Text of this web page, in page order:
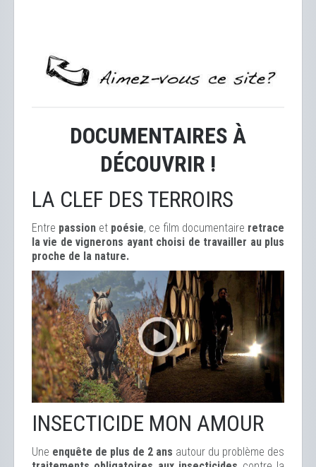
DOCUMENTAIRES À
DÉCOUVRIR !
LA CLEF DES TERROIRS
Entre passion et poésie, ce film documentaire retrace
la vie de vignerons ayant choisi de travailler au plus
proche de la nature.
INSECTICIDE MON AMOUR
Une enquête de plus de 2 ans autour du problème des